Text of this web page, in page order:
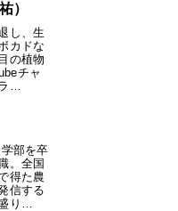
）
し、生
カドな
の植物
チャ
…
部を卒
。全国
得た農
信する
り…